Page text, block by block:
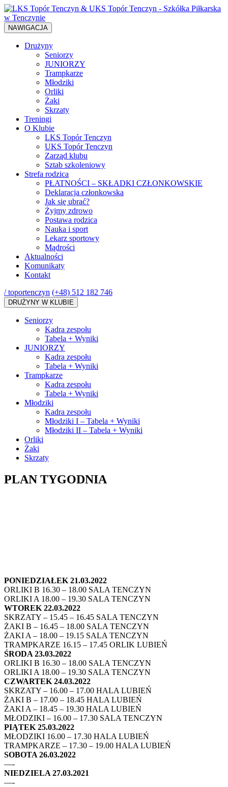
NAWIGACJA
Drużyny
Seniorzy
JUNIORZY
Trampkarze
Młodziki
Orliki
Żaki
Skrzaty
Treningi
O Klubie
LKS Topór Tenczyn
UKS Topór Tenczyn
Zarząd klubu
Sztab szkoleniowy
Strefa rodzica
PŁATNOŚCI – SKŁADKI CZŁONKOWSKIE
Deklaracja członkowska
Jak się ubrać?
Żyjmy zdrowo
Postawa rodzica
Nauka i sport
Lekarz sportowy
Mądrości
Aktualności
Komunikaty
Kontakt
/ toportenczyn (+48) 512 182 746
DRUŻYNY W KLUBIE
Seniorzy
Kadra zespołu
Tabela + Wyniki
JUNIORZY
Kadra zespołu
Tabela + Wyniki
Trampkarze
Kadra zespołu
Tabela + Wyniki
Młodziki
Kadra zespołu
Młodziki I – Tabela + Wyniki
Młodziki II – Tabela + Wyniki
Orliki
Żaki
Skrzaty
PLAN TYGODNIA
PONIEDZIAŁEK 21.03.2022
ORLIKI B 16.30 – 18.00 SALA TENCZYN
ORLIKI A 18.00 – 19.30 SALA TENCZYN
WTOREK 22.03.2022
SKRZATY – 15.45 – 16.45 SALA TENCZYN
ŻAKI B – 16.45 – 18.00 SALA TENCZYN
ŻAKI A – 18.00 – 19.15 SALA TENCZYN
TRAMPKARZE 16.15 – 17.45 ORLIK LUBIEŃ
ŚRODA 23.03.2022
ORLIKI B 16.30 – 18.00 SALA TENCZYN
ORLIKI A 18.00 – 19.30 SALA TENCZYN
CZWARTEK 24.03.2022
SKRZATY – 16.00 – 17.00 HALA LUBIEŃ
ŻAKI B – 17.00 – 18.45 HALA LUBIEŃ
ŻAKI A – 18.45 – 19.30 HALA LUBIEŃ
MŁODZIKI – 16.00 – 17.30 SALA TENCZYN
PIĄTEK 25.03.2022
MŁODZIKI 16.00 – 17.30 HALA LUBIEŃ
TRAMPKARZE – 17.30 – 19.00 HALA LUBIEŃ
SOBOTA 26.03.2022
—-
NIEDZIELA 27.03.2021
—-